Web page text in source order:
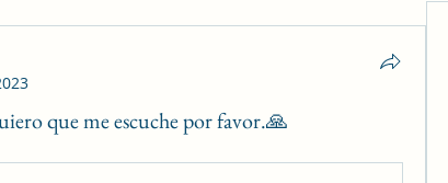
que me escuche por favor.🙏